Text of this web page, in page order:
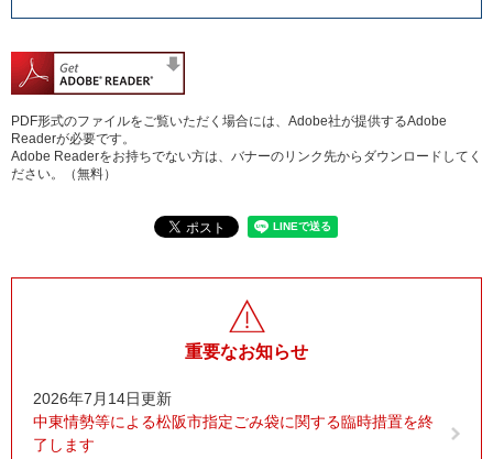
PDF形式のファイルをご覧いただく場合には、Adobe社が提供するAdobe
Readerが必要です。
Adobe Readerをお持ちでない方は、バナーのリンク先からダウンロードしてく
ださい。（無料）
重要なお知らせ
2026年7月14日更新
中東情勢等による松阪市指定ごみ袋に関する臨時措置を終
了します